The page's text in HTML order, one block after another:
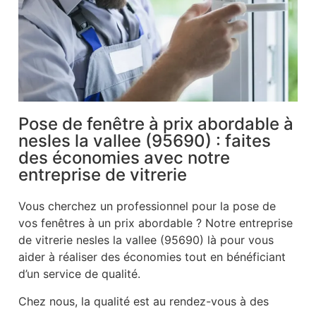
Pose de fenêtre à prix abordable à
nesles la vallee (95690) : faites
des économies avec notre
entreprise de vitrerie
Vous cherchez un professionnel pour la pose de
vos fenêtres à un prix abordable ? Notre entreprise
de vitrerie nesles la vallee (95690) là pour vous
aider à réaliser des économies tout en bénéficiant
d’un service de qualité.
Chez nous, la qualité est au rendez-vous à des